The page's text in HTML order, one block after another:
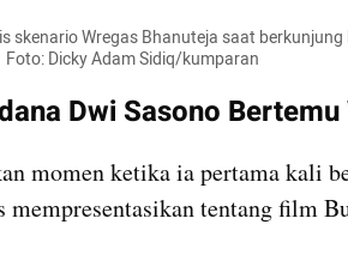
skenario Wregas Bhanuteja saat
Dicky Adam Sidiq/kumparan
Dwi Sasono
momen ketika ia pertama kali
mempresentasikan tentang film